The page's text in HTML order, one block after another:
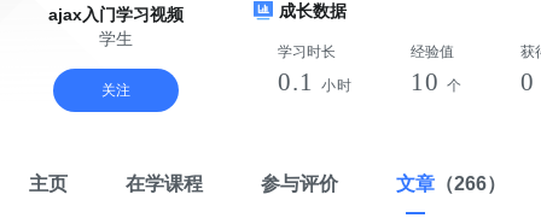
ajax入门学习视频
学生
关注
成长数据
学习时长
0.1 小时
经验值
10 个
获
0
主页 在学课程 参与评价 文章 （266）